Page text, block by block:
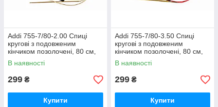
Addi 755-7/80-2.00 Спиці
кругові з подовженим
кінчиком позолочені, 80 см,
2.00 мм
В наявності
299 ₴
Купити
Addi 755-7/80-3.50 Спиці
кругові з подовженим
кінчиком позолочені, 80 см,
3.50 мм
В наявності
299 ₴
Купити